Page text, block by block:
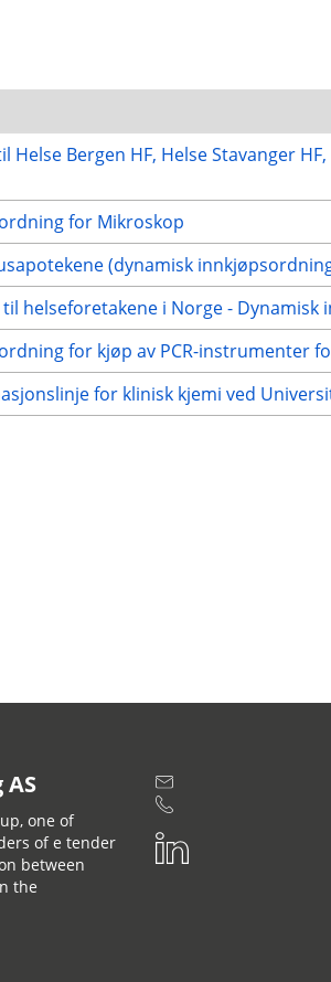
Bergen HF, Helse Stavanger
for Mikroskop
(dynamisk
helseforetakene i Norge - Dynamisk
for kjøp av PCR-instrumenter
for klinisk kjemi ved
one of
of e tender
between
the